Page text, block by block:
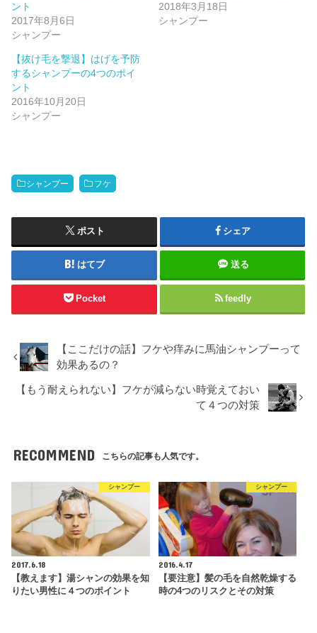
ント
2017年8月6日
シャンプー
2018年3月18日
シャンプー
【抜け毛を撃退】はげを予防
するシャンプーの4つのポイ
ント
2016年10月20日
シャンプー
シャンプー フケ
ポスト シェア
はてブ 送る
Pocket feedly
【ここだけの話】フケや痒みに馬油シャンプーって
効果あるの？
【もう耐えられない】フケが減らない時覚えておい
て４つの対策
RECOMMEND こちらの記事も人気です。
シャンプー
2017.6.18
【教えます】湯シャンの効果を知
りたい男性に４つのポイント
シャンプー
2016.4.17
【要注意】髪の毛を自然乾燥する
時の4つのリスクとその対策